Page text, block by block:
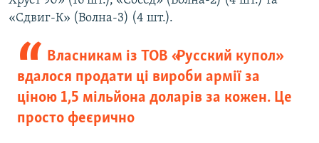
«Сдвиг-К» (Волна-3) (4 шт.).
Власникам із ТОВ «Русский купол»
вдалося продати ці вироби армії за
ціною 1,5 мільйона доларів за кожен. Це
просто феєрично